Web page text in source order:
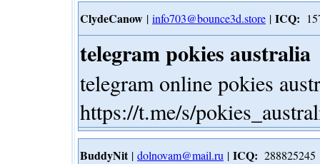
ClydeCanow | info703@bounce3d.store | ICQ:
telegram pokies australia
telegram online pokies
https://t.me/s/
BuddyNit| dolnovam@mail.ru | ICQ: 288825245